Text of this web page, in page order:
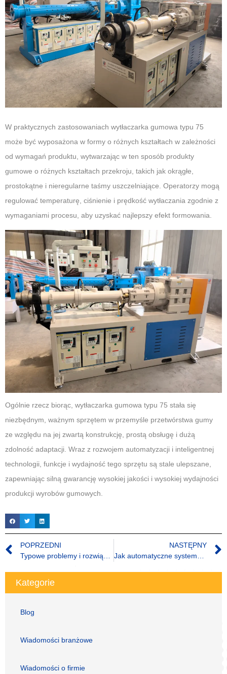
Kategorie
Blog
Wiadomości branżowe
Wiadomości o firmie
W praktycznych zastosowaniach wytłaczarka gumowa typu 75
może być wyposażona w formy o różnych kształtach w zależności
od wymagań produktu, wytwarzając w ten sposób produkty
gumowe o różnych kształtach przekroju, takich jak okrągłe,
prostokątne i nieregularne taśmy uszczelniające. Operatorzy mogą
regulować temperaturę, ciśnienie i prędkość wytłaczania zgodnie z
wymaganiami procesu, aby uzyskać najlepszy efekt formowania.
Ogólnie rzecz biorąc, wytłaczarka gumowa typu 75 stała się
niezbędnym, ważnym sprzętem w przemyśle przetwórstwa gumy
ze względu na jej zwartą konstrukcję, prostą obsługę i dużą
zdolność adaptacji. Wraz z rozwojem automatyzacji i inteligentnej
technologii, funkcje i wydajność tego sprzętu są stale ulepszane,
zapewniając silną gwarancję wysokiej jakości i wysokiej wydajności
produkcji wyrobów gumowych.
POPRZEDNI
NASTĘPNY